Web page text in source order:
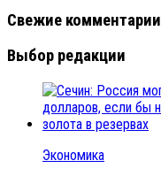
Свежие комментарии
Выбор редакции
Экономика